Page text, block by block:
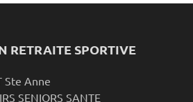
RETRAITE SPORTIVE
Ste Anne
SENIORS SANTE